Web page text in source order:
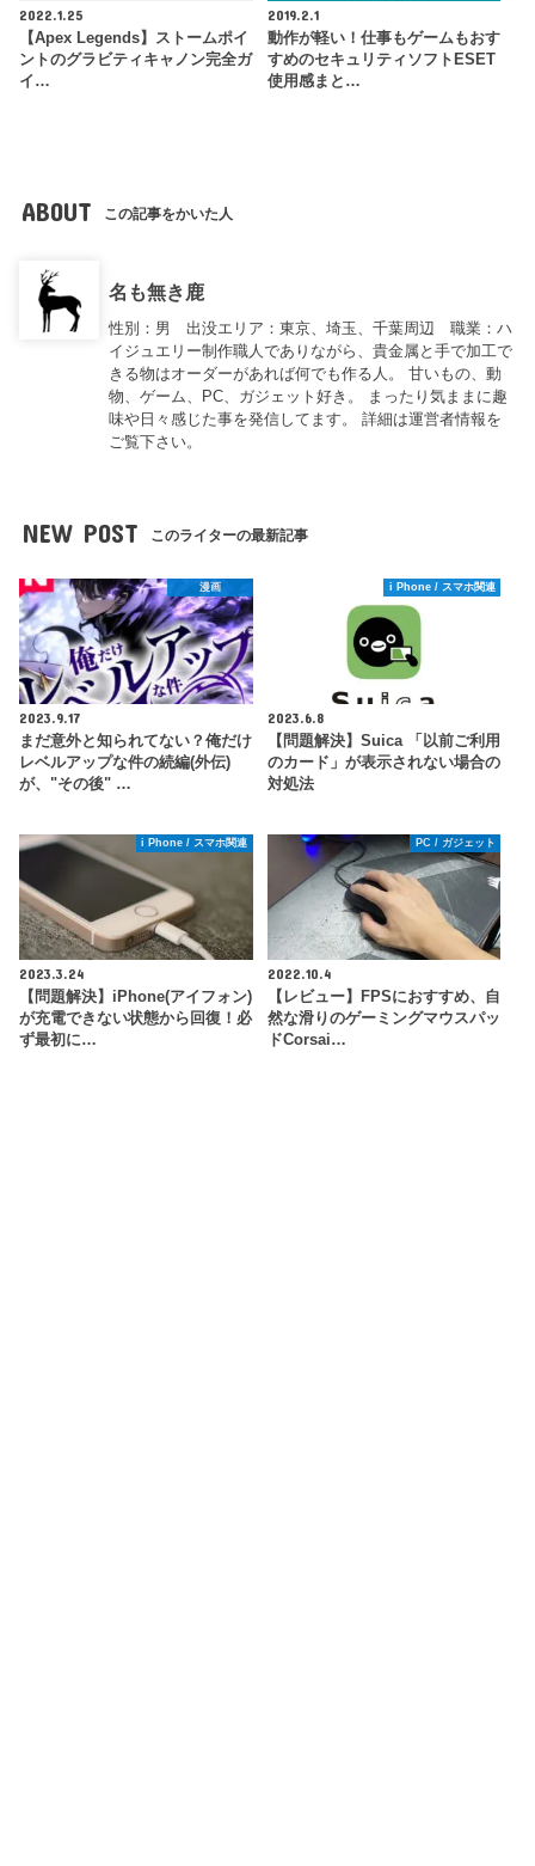
2022.1.25
【Apex Legends】ストームポイ
ントのグラビティキャノン完全ガ
イ…
2019.2.1
動作が軽い！仕事もゲームもおす
すめのセキュリティソフトESET
使用感まと…
ABOUT この記事をかいた人
名も無き鹿
性別：男 出没エリア：東京、埼玉、千葉周辺 職業：ハ
イジュエリー制作職人でありながら、貴金属と手で加工で
きる物はオーダーがあれば何でも作る人。 甘いもの、動
物、ゲーム、PC、ガジェット好き。 まったり気ままに趣
味や日々感じた事を発信してます。 詳細は運営者情報を
ご覧下さい。
NEW POST このライターの最新記事
漫画
2023.9.17
まだ意外と知られてない？俺だけ
レベルアップな件の続編(外伝)
が、"その後" …
i Phone / スマホ関連
2023.6.8
【問題解決】Suica 「以前ご利用
のカード」が表示されない場合の
対処法
i Phone / スマホ関連
2023.3.24
【問題解決】iPhone(アイフォン)
が充電できない状態から回復！必
ず最初に…
PC / ガジェット
2022.10.4
【レビュー】FPSにおすすめ、自
然な滑りのゲーミングマウスパッ
ドCorsai…